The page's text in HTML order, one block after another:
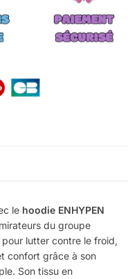
le hoodie ENHYPEN
du groupe
lutter contre le froid,
confort grâce à son
Son tissu en